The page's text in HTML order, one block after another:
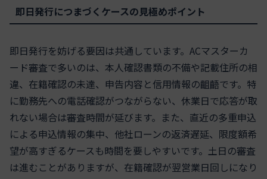
即日発行につまづくケースの見極めポイント
即日発行を妨げる要因は共通しています。ACマスターカ
ード審査で多いのは、本人確認書類の不備や記載住所の相
違、在籍確認の未達、申告内容と信用情報の齟齬です。特
に勤務先への電話確認がつながらない、休業日で応答が取
れない場合は審査時間が延びます。また、直近の多重申込
による申込情報の集中、他社ローンの返済遅延、限度額希
望が高すぎるケースも時間を要しやすいです。土日の審査
は進むことがありますが、在籍確認が翌営業日回しになり